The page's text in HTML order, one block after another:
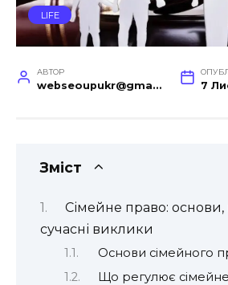
LIFE
АВТОР
webseoupukr@gmail.com 7
Зміст
Сімейне право:
сучасні виклики
Основи сімейного
Що регулює